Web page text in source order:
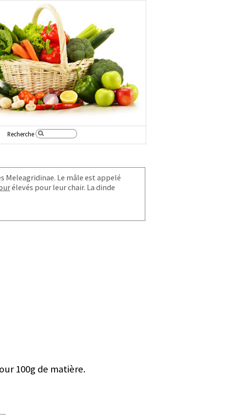
Recherche
Meleagridinae. Le mâle est appelé
élevés pour leur chair. La dinde
100g de matière.